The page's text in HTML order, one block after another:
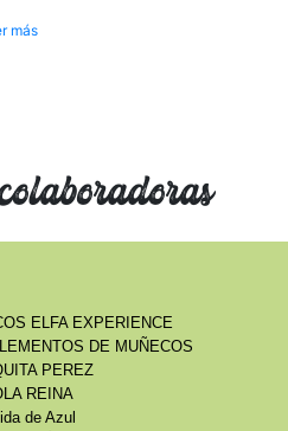
más
ELFA EXPERIENCE
DE MUÑECOS
PEREZ
REINA
de Azul